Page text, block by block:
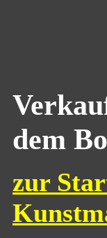
dem
zur